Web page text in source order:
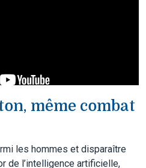
même combat
les hommes et disparaître
de l’intelligence artificielle,